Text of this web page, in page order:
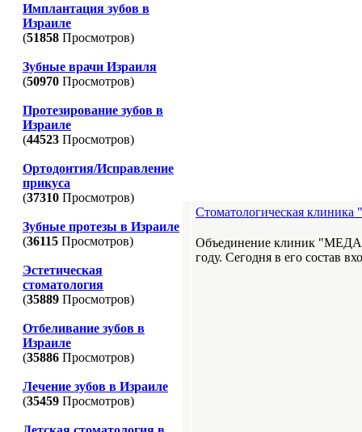
Имплантация зубов в
Израиле
(51858 Просмотров)
Зубные врачи Израиля
(50970 Просмотров)
Протезирование зубов в
Израиле
(44523 Просмотров)
Ортодонтия/Исправление
прикуса
(37310 Просмотров)
Зубные протезы в Израиле
(36115 Просмотров)
Эстетическая
стоматология
(35889 Просмотров)
Отбеливание зубов в
Израиле
(35886 Просмотров)
Лечение зубов в Израиле
(35459 Просмотров)
Стоматологическая
Объединение клиник
году. Сегодня в его состав